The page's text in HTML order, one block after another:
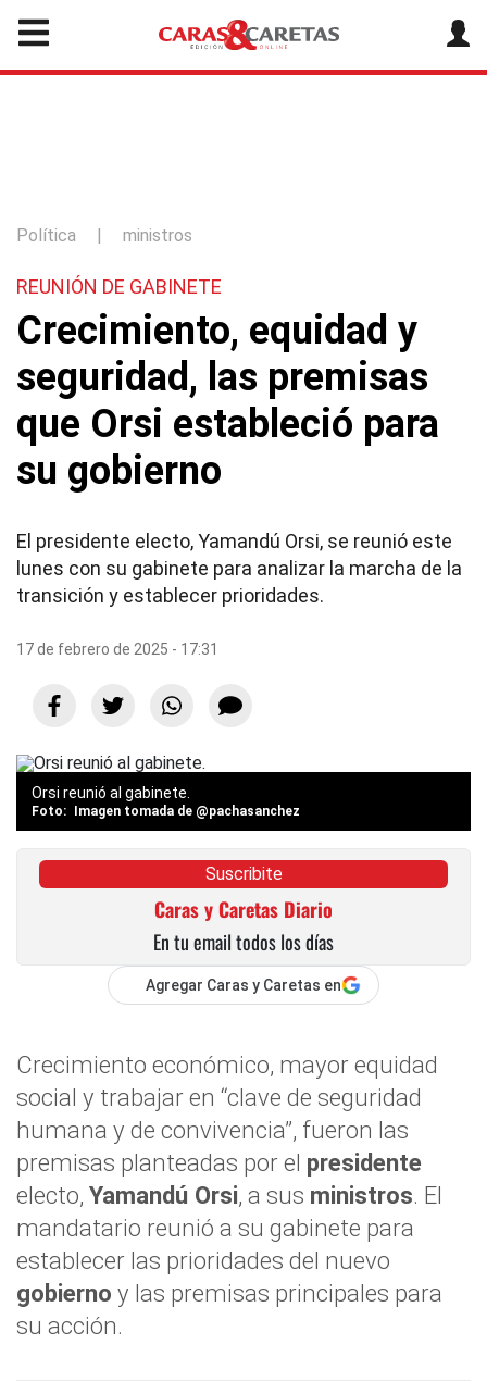
Política | ministros
REUNIÓN DE GABINETE
Crecimiento, equidad y
seguridad, las premisas
que Orsi estableció para
su gobierno
El presidente electo, Yamandú Orsi, se reunió este
lunes con su gabinete para analizar la marcha de la
transición y establecer prioridades.
17 de febrero de 2025 - 17:31
Orsi reunió al gabinete.
Imagen tomada de @pachasanchez
Suscribite
Caras y Caretas Diario
En tu email todos los días
Agregar Caras y Caretas en
Crecimiento económico, mayor equidad
social y trabajar en “clave de seguridad
humana y de convivencia”, fueron las
premisas planteadas por el presidente
electo, Yamandú Orsi, a sus ministros. El
mandatario reunió a su gabinete para
establecer las prioridades del nuevo
gobierno y las premisas principales para
su acción.